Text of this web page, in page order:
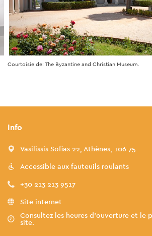
Courtoisie de: The Byzantine and Christian Museum.
Info
Vasilissis Sofias 22, Athènes, 106 75
Accessible aux fauteuils roulants
+30 213 213 9517
Site internet
Consultez les heures d'ouverture et le
site.